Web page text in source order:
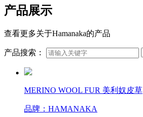
产品展示
查看更多关于Hamanaka的产品
产品搜索：
MERINO WOOL FUR 美利奴皮草
品牌：HAMANAKA